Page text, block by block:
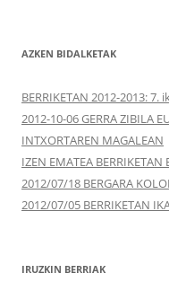
AZKEN BIDALKETAK
BERRIKETAN 2012-2013:
2012-10-06 GERRA ZIBILA
INTXORTAREN MAGALEAN
IZEN EMATEA BERRIKETAN
2012/07/18 BERGARA
2012/07/05 BERRIKETAN
IRUZKIN BERRIAK